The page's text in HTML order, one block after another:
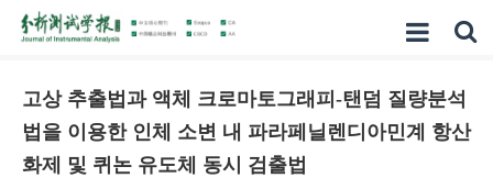
고상 추출법과 액체 크로마토그래피-탠덤 질량분석
법을 이용한 인체 소변 내 파라페닐렌디아민계 항산
화제 및 퀴논 유도체 동시 검출법